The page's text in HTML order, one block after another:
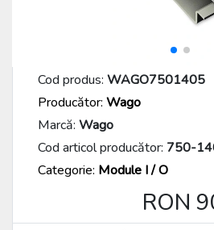
Cod produs: WAGO7501405
Producător: Wago
Marcă: Wago
Cod articol producător: 750-
Categorie: Module I / O
RON